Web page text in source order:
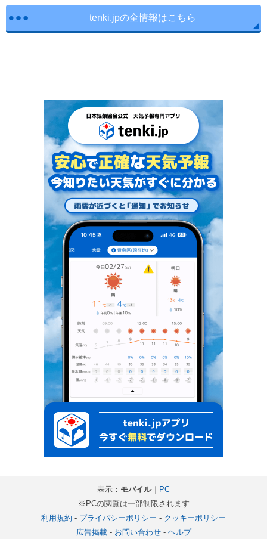
tenki.jpの全情報はこちら
表示： モバイル｜ PC
※PCの閲覧は一部制限されます
利用規約 - プライバシーポリシー - クッキーポリシー
広告掲載- お問い合わせ- ヘルプ